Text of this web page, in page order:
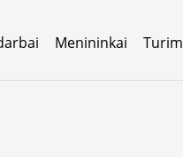
Menininkai